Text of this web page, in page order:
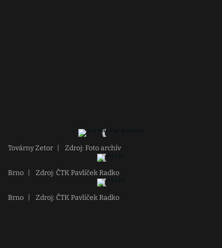
Továrny Zetor Zdroj: Foto archív
Brno Zdroj: ČTK Pavlíček Radko
Brno Zdroj: ČTK Pavlíček Radko